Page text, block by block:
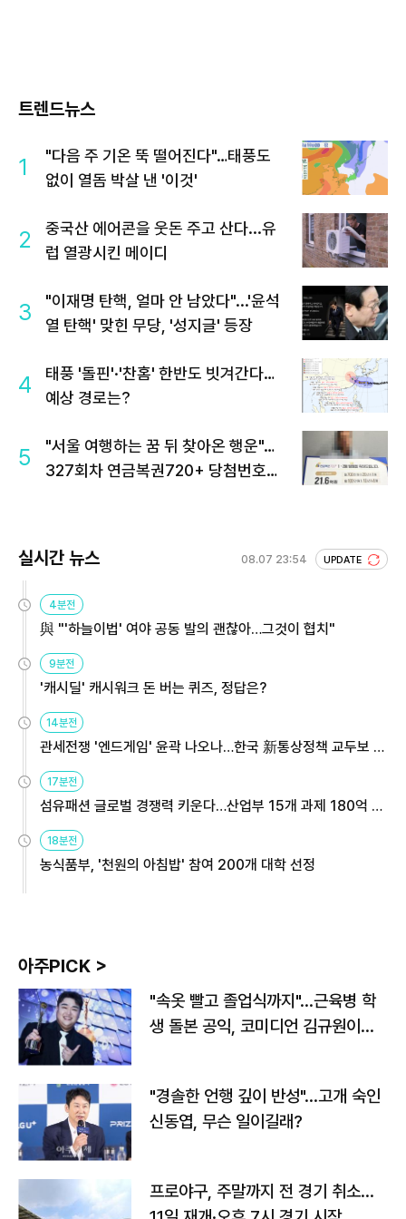
트렌드뉴스
1
"다음 주 기온 뚝 떨어진다"…태풍도
없이 열돔 박살 낸 '이것'
2
중국산 에어콘을 웃돈 주고 산다...유
럽 열광시킨 메이디
3
"이재명 탄핵, 얼마 안 남았다"...'윤석
열 탄핵' 맞힌 무당, '성지글' 등장
4
태풍 '돌핀'·'찬홈' 한반도 빗겨간다…
예상 경로는?
5
"서울 여행하는 꿈 뒤 찾아온 행운"…
327회차 연금복권720+ 당첨번호조
실시간 뉴스 08.07 23:54 UPDATE
4분전
與 "'하늘이법' 여야 공동 발의 괜찮아…그것이 협치"
9분전
'캐시딜' 캐시워크 돈 버는 퀴즈, 정답은?
14분전
관세전쟁 '엔드게임' 윤곽 나오나…한국 新통상정책 교두보 활
용해야
17분전
섬유패션 글로벌 경쟁력 키운다…산업부 15개 과제 180억 지
원
18분전
농식품부, '천원의 아침밥' 참여 200개 대학 선정
아주PICK >
"속옷 빨고 졸업식까지"…근육병 학
생 돌본 공익, 코미디언 김규원이었
"경솔한 언행 깊이 반성"…고개 숙인
신동엽, 무슨 일이길래?
프로야구, 주말까지 전 경기 취소…